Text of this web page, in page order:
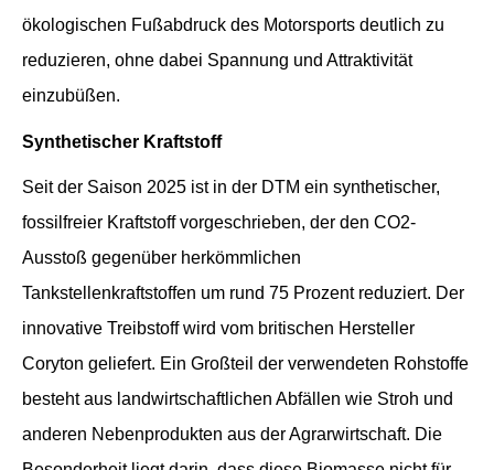
ökologischen Fußabdruck des Motorsports deutlich zu
reduzieren, ohne dabei Spannung und Attraktivität
einzubüßen.
Synthetischer Kraftstoff
Seit der Saison 2025 ist in der DTM ein synthetischer,
fossilfreier Kraftstoff vorgeschrieben, der den CO2-
Ausstoß gegenüber herkömmlichen
Tankstellenkraftstoffen um rund 75 Prozent reduziert. Der
innovative Treibstoff wird vom britischen Hersteller
Coryton geliefert. Ein Großteil der verwendeten Rohstoffe
besteht aus landwirtschaftlichen Abfällen wie Stroh und
anderen Nebenprodukten aus der Agrarwirtschaft. Die